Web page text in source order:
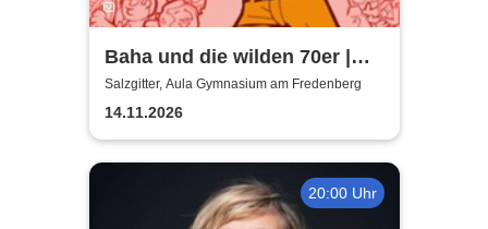
Baha und die wilden 70er |
Aula Gymnasium am
Fredenberg
Salzgitter, Aula Gymnasium am Fredenberg
14.11.2026
20:00 Uhr